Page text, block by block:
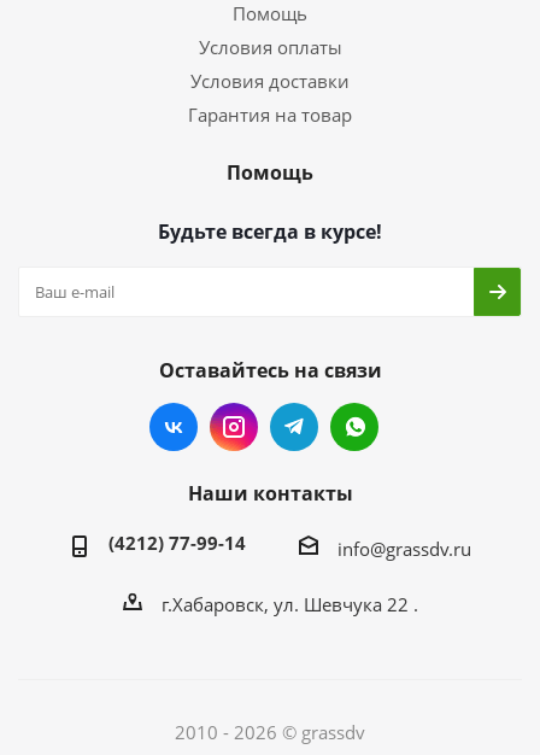
Помощь
Условия оплаты
Условия доставки
Гарантия на товар
Помощь
Будьте всегда в курсе!
Оставайтесь на связи
Наши контакты
(4212) 77-99-14 info@grassdv.ru
г.Хабаровск, ул. Шевчука 22 .
2010 - 2026 © grassdv